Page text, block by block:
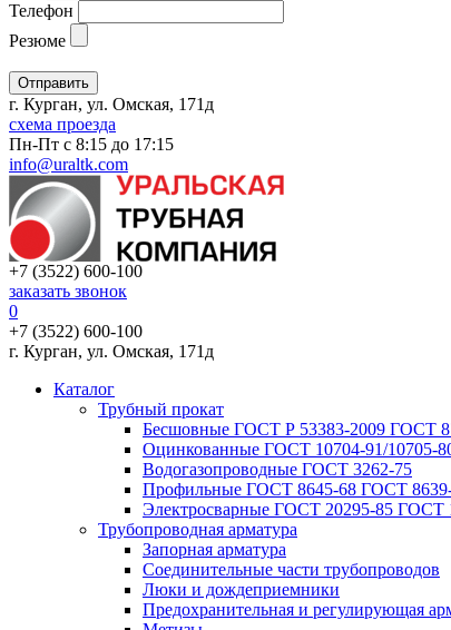
Телефон
Резюме
г. Курган, ул. Омская, 171д
схема проезда
Пн-Пт с 8:15 до 17:15
info@uraltk.com
+7 (3522) 600-100
заказать звонок
0
+7 (3522) 600-100
г. Курган, ул. Омская, 171д
Каталог
Трубный прокат
Беcшовные ГОСТ Р 53383-2009 ГОСТ
Оцинкованные ГОСТ 10704-91/10705-
Водогазопроводные ГОСТ 3262-75
Профильные ГОСТ 8645-68 ГОСТ
Электросварные ГОСТ 20295-85 ГОСТ
Трубопроводная арматура
Запорная арматура
Соединительные части трубопроводов
Люки и дождеприемники
Предохранительная и регулирующая